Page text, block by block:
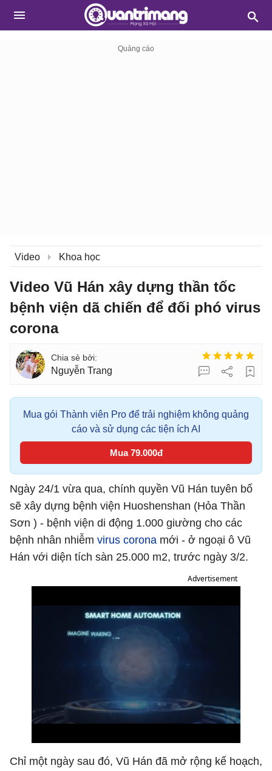
Video Khoa học
Video Vũ Hán xây dựng thần tốc
bệnh viện dã chiến để đối phó virus
corona
Nguyễn Trang
Mua gói Thành viên Pro để trải nghiệm không quảng
cáo và sử dụng các tiện ích AI
Mua 79.000đ
Ngày 24/1 vừa qua, chính quyền Vũ Hán tuyên bố
sẽ xây dựng bệnh viện Huoshenshan (Hỏa Thần
Sơn ) - bệnh viện di động 1.000 giường cho các
bệnh nhân nhiễm virus corona mới - ở ngoại ô Vũ
Hán với diện tích sàn 25.000 m2, trước ngày 3/2.
Advertisement
Chỉ một ngày sau đó, Vũ Hán đã mở rộng kế hoạch,